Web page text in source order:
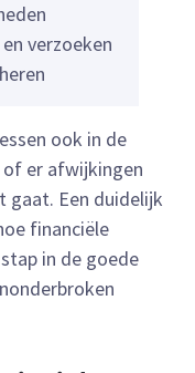
verzoeken
ook in de
er afwijkingen
gaat. Een duidelijk
financiële
in de goede